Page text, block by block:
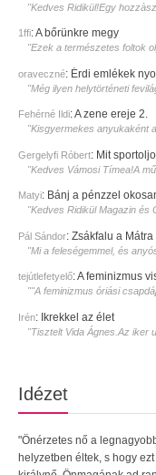
"Kedves Ridikül!Egy
1ffi:A bőrünkre megy
"Ezek a természetes foltok
oraveczné: Érdi emlékek
"Még ilyen helytörténeti
Fehérné Ildi:A zene ereje 2.
"Kisgyermekes anyukaként
Gergelyfi Róbert: Mit
"Kedves Vámosi Tímea!A
Matyi: Bánj a pénzzel
"Kedves Ridikül Magazin és
Pál Sándor: Zsákfalu a Mátra
"Mi a feleségemmel, és
tejútlefetyelő:A feminizmus
""A feminizmus óriási
Irén: Ikrekkel az élet
"Tisztelt Vida Ágnes.Az iker
Idézet
"Önérzetes nő a
helyzetben éltek, s hogy